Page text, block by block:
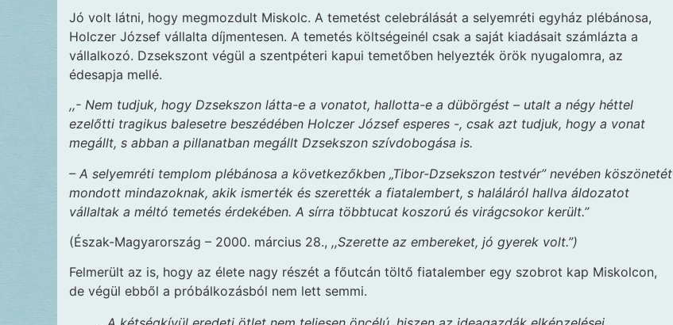
Jó volt látni, hogy megmozdult Miskolc. A temetést celebrálását a selyemréti egyház plébánosa,
Holczer József vállalta díjmentesen. A temetés költségeinél csak a saját kiadásait számlázta a
vállalkozó. Dzsekszont végül a szentpéteri kapui temetőben helyezték örök nyugalomra, az
édesapja mellé.
,,- Nem tudjuk, hogy Dzsekszon látta-e a vonatot, hallotta-e a dübörgést – utalt a négy héttel
ezelőtti tragikus balesetre beszédében Holczer József esperes -, csak azt tudjuk, hogy a vonat
megállt, s abban a pillanatban megállt Dzsekszon szívdobogása is.
– A selyemréti templom plébánosa a következőkben „Tibor-Dzsekszon testvér” nevében köszönetét
mondott mindazoknak, akik ismerték és szerették a fiatalembert, s haláláról hallva áldozatot
vállaltak a méltó temetés érdekében. A sírra többtucat koszorú és virágcsokor került.”
(Észak-Magyarország – 2000. március 28., ,,Szerette az embereket, jó gyerek volt.”)
Felmerült az is, hogy az élete nagy részét a főutcán töltő fiatalember egy szobrot kap Miskolcon,
de végül ebből a próbálkozásból nem lett semmi.